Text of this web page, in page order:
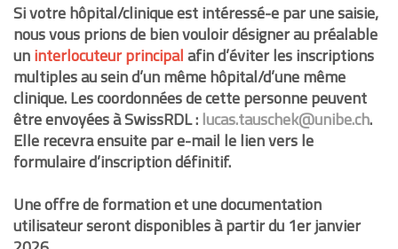
Si votre hôpital/clinique est intéressé-e par une saisie,
nous vous prions de bien vouloir désigner au préalable
uninterlocuteur principalafin d’éviter les inscriptions
multiples au sein d’un même hôpital/d’une même
clinique. Les coordonnées de cette personne peuvent
être envoyées à SwissRDL :lucas.tauschek@unibe.ch.
Elle recevra ensuite par e-mail le lien vers le
formulaire d’inscription définitif.
Une offre de formation et une documentation
utilisateur seront disponibles à partir du 1er janvier